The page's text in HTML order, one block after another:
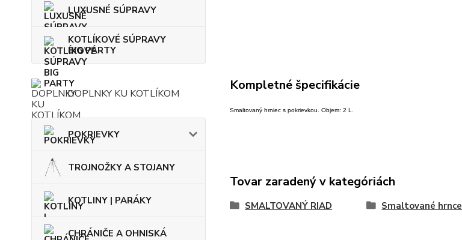
LUXUSNÉ SÚPRAVY
KOTLÍKOVÉ SÚPRAVY
BIG PARTY
DOPLNKY KU KOTLÍKOM
POKRIEVKY
TROJNOŽKY A STOJANY
KOTLINY | PARÁKY
CHRÁNIČE A OHNISKÁ
Kompletné špecifikácie
Smaltovaný hrniec s pokrievkou. Objem: 2 L.
Tovar zaradený v kategóriách
SMALTOVANÝ RIAD Smaltované hrnce